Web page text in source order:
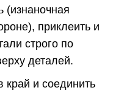
(изнаночная
приклеить и
строго по
деталей.
край и соединить